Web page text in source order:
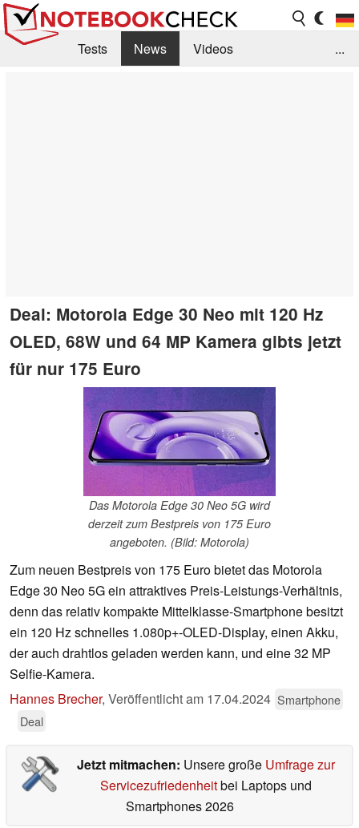
Tests News
Videos
...
Deal: Motorola Edge 30 Neo mit 120 Hz
OLED, 68W und 64 MP Kamera gibts jetzt
für nur 175 Euro
Das Motorola Edge 30 Neo 5G wird
derzeit zum Bestpreis von 175 Euro
angeboten. (Bild: Motorola)
Zum neuen Bestpreis von 175 Euro bietet das Motorola
Edge 30 Neo 5G ein attraktives Preis-Leistungs-Verhältnis,
denn das relativ kompakte Mittelklasse-Smartphone besitzt
ein 120 Hz schnelles 1.080p+-OLED-Display, einen Akku,
der auch drahtlos geladen werden kann, und eine 32 MP
Selfie-Kamera.
Hannes Brecher, Veröffentlicht am 17.04.2024 Smartphone
Deal
Jetzt mitmachen: Unsere große Umfrage zur
Servicezufriedenheitbei Laptops und
Smartphones 2026